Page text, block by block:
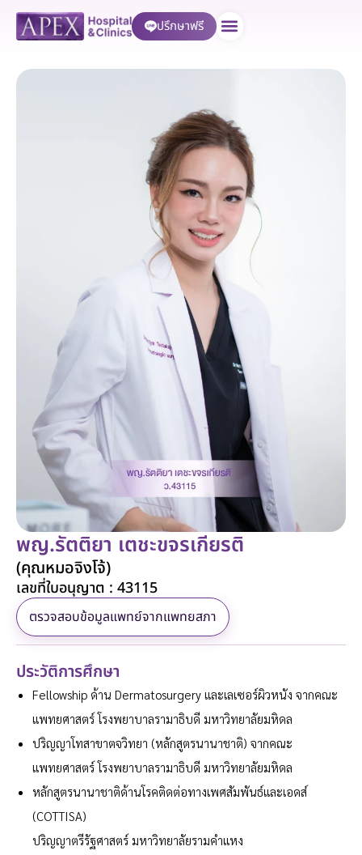
ปรึกษาฟรี
พญ.รัตติยา เตชะขจรเกียรติ
(คุณหมอจิงโจ้)
เลขที่ใบอนุญาต : 43115
ตรวจสอบข้อมูลแพทย์จากแพทยสภา
ประวัติการศึกษา
Fellowship ด้าน Dermatosurgery และเลเซอร์ผิวหนัง จากคณะ
แพทยศาสตร์ โรงพยาบาลรามาธิบดี มหาวิทยาลัยมหิดล
ปริญญาโทสาขาตจวิทยา (หลักสูตรนานาชาติ) จากคณะ
แพทยศาสตร์ โรงพยาบาลรามาธิบดี มหาวิทยาลัยมหิดล
หลักสูตรนานาชาติด้านโรคติดต่อทางเพศสัมพันธ์และเอดส์
(COTTISA)
ปริญญาตรีรัฐศาสตร์ มหาวิทยาลัยรามคำแหง